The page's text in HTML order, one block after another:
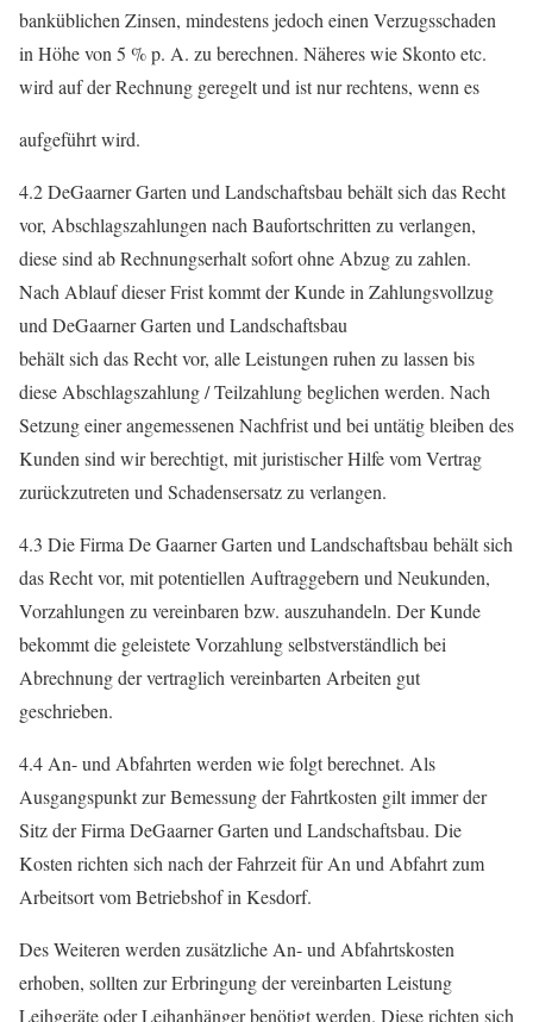
banküblichen Zinsen, mindestens jedoch einen Verzugsschaden
in Höhe von 5 % p. A. zu berechnen. Näheres wie Skonto etc.
wird auf der Rechnung geregelt und ist nur rechtens, wenn es
aufgeführt wird.
4.2 DeGaarner Garten und Landschaftsbau behält sich das Recht
vor, Abschlagszahlungen nach Baufortschritten zu verlangen,
diese sind ab Rechnungserhalt sofort ohne Abzug zu zahlen.
Nach Ablauf dieser Frist kommt der Kunde in Zahlungsvollzug
und DeGaarner Garten und Landschaftsbau
behält sich das Recht vor, alle Leistungen ruhen zu lassen bis
diese Abschlagszahlung / Teilzahlung beglichen werden. Nach
Setzung einer angemessenen Nachfrist und bei untätig bleiben des
Kunden sind wir berechtigt, mit juristischer Hilfe vom Vertrag
zurückzutreten und Schadensersatz zu verlangen.
4.3 Die Firma De Gaarner Garten und Landschaftsbau behält sich
das Recht vor, mit potentiellen Auftraggebern und Neukunden,
Vorzahlungen zu vereinbaren bzw. auszuhandeln. Der Kunde
bekommt die geleistete Vorzahlung selbstverständlich bei
Abrechnung der vertraglich vereinbarten Arbeiten gut
geschrieben.
4.4 An- und Abfahrten werden wie folgt berechnet. Als
Ausgangspunkt zur Bemessung der Fahrtkosten gilt immer der
Sitz der Firma DeGaarner Garten und Landschaftsbau. Die
Kosten richten sich nach der Fahrzeit für An und Abfahrt zum
Arbeitsort vom Betriebshof in Kesdorf.
Des Weiteren werden zusätzliche An- und Abfahrtskosten
erhoben, sollten zur Erbringung der vereinbarten Leistung
Leihgeräte oder Leihanhänger benötigt werden. Diese richten sich